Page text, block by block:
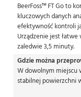
BeerFoss™ FT Go to
kluczowych danych
efektywność kontroli
Urządzenie jest
zaledwie 3,5 minuty.
Gdzie można
W dowolnym miejscu
stabilnej powierzchni